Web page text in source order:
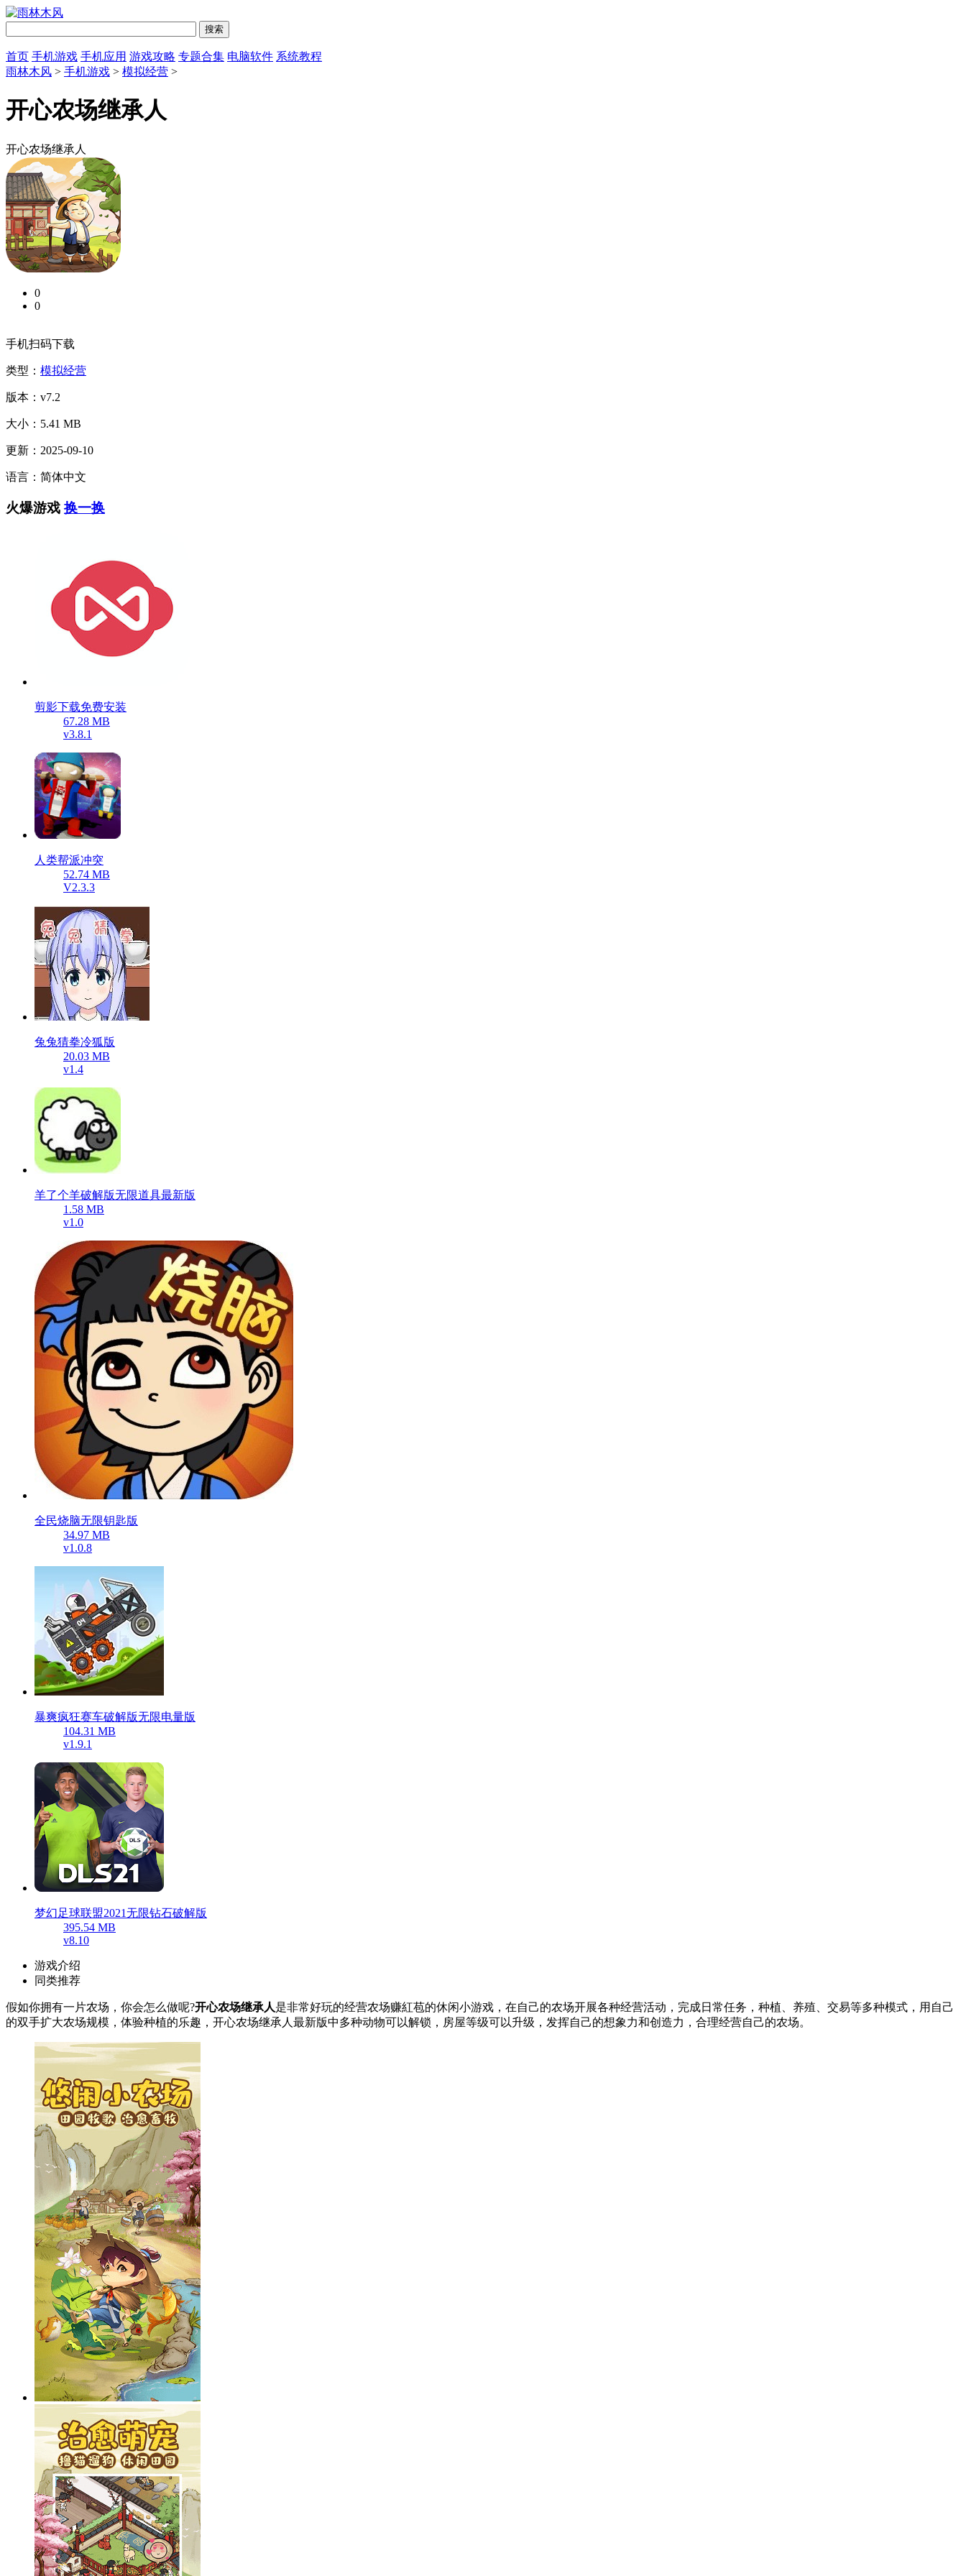
首页 手机游戏 手机应用 游戏攻略 专题合集 电脑软件 系统教程
雨林木风 > 手机游戏 > 模拟经营 >
开心农场继承人
开心农场继承人
0
0
手机扫码下载
类型： 模拟经营
版本：v7.2
大小：5.41 MB
更新：2025-09-10
语言：简体中文
火爆游戏 换一换
剪影下载免费安装
67.28 MB
v3.8.1
人类帮派冲突
52.74 MB
V2.3.3
兔兔猜拳冷狐版
20.03 MB
v1.4
羊了个羊破解版无限道具最新版
1.58 MB
v1.0
全民烧脑无限钥匙版
34.97 MB
v1.0.8
暴爽疯狂赛车破解版无限电量版
104.31 MB
v1.9.1
梦幻足球联盟2021无限钻石破解版
395.54 MB
v8.10
游戏介绍
同类推荐
假如你拥有一片农场，你会怎么做呢?开心农场继承人是非常好玩的经营农场赚紅苞的休闲小游戏，在自己的农场开展各种经营活动，完成日常任务，种植、养殖、交易等多种模式，用自己
的双手扩大农场规模，体验种植的乐趣，开心农场继承人最新版中多种动物可以解锁，房屋等级可以升级，发挥自己的想象力和创造力，合理经营自己的农场。